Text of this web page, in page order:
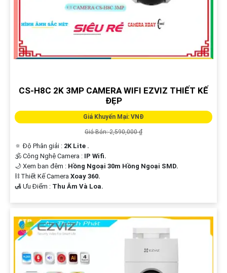
CS-H8C 2K 3MP CAMERA WIFI EZVIZ THIẾT KẾ
ĐẸP
Giá Khuyến Mại: VNĐ
Giá Bán: 2,590,000 ₫
🔅 Độ Phân giải : 2K Lite .
🕉️ Công Nghệ Camera : IP Wifi.
🌙 Xem ban đêm : Hồng Ngoại 30m Hồng Ngoại SMD.
⛓ Thiết Kế Camera Xoay 360.
️🛃 Ưu Điểm : Thu Âm Và Loa.